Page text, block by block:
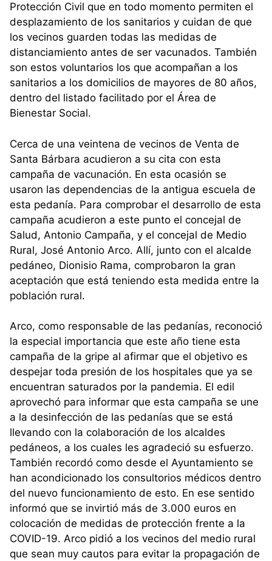
Protección Civil que en todo momento permiten el
desplazamiento de los sanitarios y cuidan de que
los vecinos guarden todas las medidas de
distanciamiento antes de ser vacunados. También
son estos voluntarios los que acompañan a los
sanitarios a los domicilios de mayores de 80 años,
dentro del listado facilitado por el Área de
Bienestar Social.
Cerca de una veintena de vecinos de Venta de
Santa Bárbara acudieron a su cita con esta
campaña de vacunación. En esta ocasión se
usaron las dependencias de la antigua escuela de
esta pedanía. Para comprobar el desarrollo de esta
campaña acudieron a este punto el concejal de
Salud, Antonio Campaña, y el concejal de Medio
Rural, José Antonio Arco. Allí, junto con el alcalde
pedáneo, Dionisio Rama, comprobaron la gran
aceptación que está teniendo esta medida entre la
población rural.
Arco, como responsable de las pedanías, reconoció
la especial importancia que este año tiene esta
campaña de la gripe al afirmar que el objetivo es
despejar toda presión de los hospitales que ya se
encuentran saturados por la pandemia. El edil
aprovechó para informar que esta campaña se une
a la desinfección de las pedanías que se está
llevando con la colaboración de los alcaldes
pedáneos, a los cuales les agradeció su esfuerzo.
También recordó como desde el Ayuntamiento se
han acondicionado los consultorios médicos dentro
del nuevo funcionamiento de esto. En ese sentido
informó que se invirtió más de 3.000 euros en
colocación de medidas de protección frente a la
COVID-19. Arco pidió a los vecinos del medio rural
que sean muy cautos para evitar la propagación de